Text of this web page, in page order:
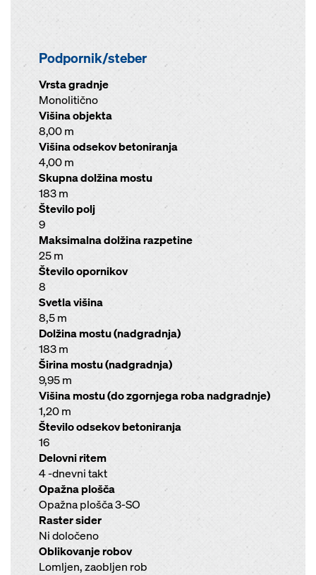
Podpornik/steber
Vrsta gradnje
Monolitično
Višina objekta
8,00 m
Višina odsekov betoniranja
4,00 m
Skupna dolžina mostu
183 m
Število polj
9
Maksimalna dolžina razpetine
25 m
Število opornikov
8
Svetla višina
8,5 m
Dolžina mostu (nadgradnja)
183 m
Širina mostu (nadgradnja)
9,95 m
Višina mostu (do zgornjega roba nadgradnje)
1,20 m
Število odsekov betoniranja
16
Delovni ritem
4 -dnevni takt
Opažna plošča
Opažna plošča 3-SO
Raster sider
Ni določeno
Oblikovanje robov
Lomljen, zaobljen rob